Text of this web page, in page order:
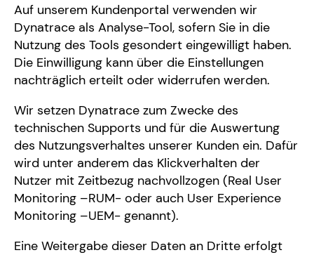
Auf unserem Kundenportal verwenden wir
Dynatrace als Analyse-Tool, sofern Sie in die
Nutzung des Tools gesondert eingewilligt haben.
Die Einwilligung kann über die Einstellungen
nachträglich erteilt oder widerrufen werden.
Wir setzen Dynatrace zum Zwecke des
technischen Supports und für die Auswertung
des Nutzungsverhaltes unserer Kunden ein. Dafür
wird unter anderem das Klickverhalten der
Nutzer mit Zeitbezug nachvollzogen (Real User
Monitoring –RUM- oder auch User Experience
Monitoring –UEM- genannt).
Eine Weitergabe dieser Daten an Dritte erfolgt